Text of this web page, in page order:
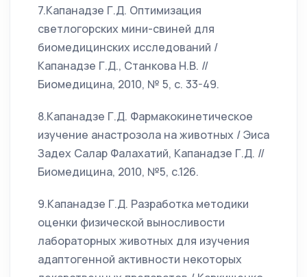
7.Капанадзе Г.Д. Оптимизация
светлогорских мини-свиней для
биомедицинских исследований /
Капанадзе Г.Д., Станкова Н.В. //
Биомедицина, 2010, № 5, с. 33-49.
8.Капанадзе Г.Д. Фармакокинетическое
изучение анастрозола на животных / Эиса
Задех Салар Фалахатий, Капанадзе Г.Д. //
Биомедицина, 2010, №5, с.126.
9.Капанадзе Г.Д. Разработка методики
оценки физической выносливости
лабораторных животных для изучения
адаптогенной активности некоторых